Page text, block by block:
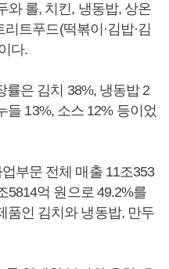
와 롤, 치킨, 냉동밥, 상온
트푸드(떡볶이·김밥·김
다.
률은 김치 38%, 냉동밥 2
들 13%, 소스 12% 등이었
부문 전체 매출 11조353
5814억 원으로 49.2%를
품인 김치와 냉동밥, 만두